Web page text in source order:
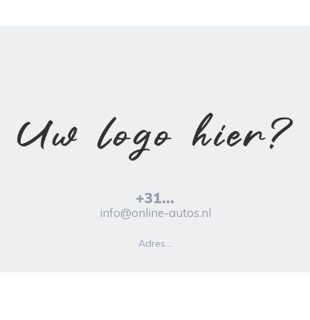
+31...
info@online-autos.nl
Adres...